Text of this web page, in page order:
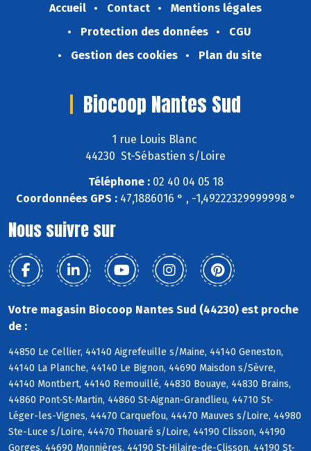
Accueil Contact
Mentions légales
Protection des données
CGU
Gestion des cookies
Plan du site
Biocoop Nantes Sud
1 rue Louis Blanc
44230 St-Sébastien s/Loire
Téléphone :02 40 04 05 18
Coordonnées GPS :47,1886016 ° , -1,49222329999998 °
Nous suivre sur
Votre magasin Biocoop Nantes Sud (44230) est proche
de :
44850 Le Cellier, 44140 Aigrefeuille s/Maine, 44140 Geneston,
44140 La Planche, 44140 Le Bignon, 44690 Maisdon s/Sèvre,
44140 Montbert, 44140 Remouillé, 44830 Bouaye, 44830 Brains,
44860 Pont-St-Martin, 44860 St-Aignan-Grandlieu, 44710 St-
Léger-les-Vignes, 44470 Carquefou, 44470 Mauves s/Loire, 44980
Ste-Luce s/Loire, 44470 Thouaré s/Loire, 44190 Clisson, 44190
Gorges, 44690 Monnières, 44190 St-Hilaire-de-Clisson, 44190 St-